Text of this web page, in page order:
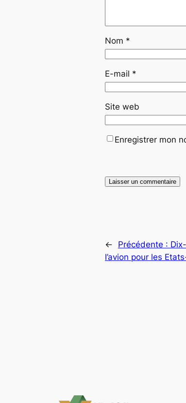
Nom *
E-mail *
Site web
Enregistrer mon
← Précédente :
l’avion pour les